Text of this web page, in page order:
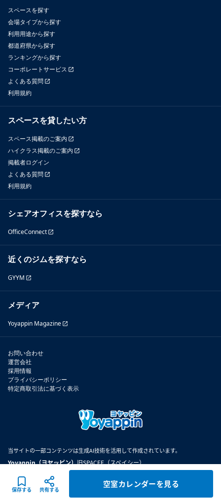
保存する 共有する
空室カレンダーを見る
スペースを探す
会場タイプから探す
利用用途から探す
都道府県から探す
ランキングから探す
コーポレートサービス
よくある質問
利用規約
スペースを貸したい方
スペース掲載のご案内
ハイクラス掲載のご案内
掲載者ログイン
よくある質問
利用規約
シェアオフィスを探すなら
OfficeConnect
近くのジムを探すなら
GYYM
メディア
Yoyappin Magazine
お問い合わせ
運営会社
採用情報
プライバシーポリシー
特定商取引法に基づく表示
当サイトの一部コンテンツは生成AI技術を活用して作成されています。
Yoyappin（ヨヤッピン）旧SPACEE（スペイシー）
©2026Spacee inc.